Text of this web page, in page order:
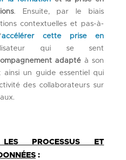
.
Ensuite, par le biais
contextuelleset pas-à-
accélérercette prise en
qui se
sent
adapté à son
ainsi un guide essentiel qui
des collaborateurs sur
LES PROCESSUS ET
: